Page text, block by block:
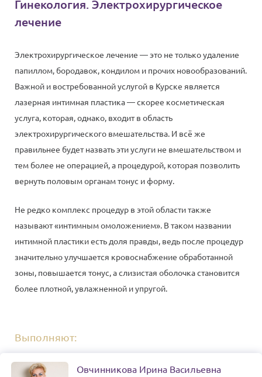
Гинекология. Электрохирургическое
лечение
Электрохирургическое лечение — это не только удаление
папиллом, бородавок, кондилом и прочих новообразований.
Важной и востребованной услугой в Курске является
лазерная интимная пластика — скорее косметическая
услуга, которая, однако, входит в область
электрохирургического вмешательства. И всё же
правильнее будет назвать эти услуги не вмешательством и
тем более не операцией, а процедурой, которая позволить
вернуть половым органам тонус и форму.
Не редко комплекс процедур в этой области также
называют «интимным омоложением». В таком названии
интимной пластики есть доля правды, ведь после процедур
значительно улучшается кровоснабжение обработанной
зоны, повышается тонус, а слизистая оболочка становится
более плотной, увлажненной и упругой.
Выполняют:
Овчинникова Ирина Васильевна